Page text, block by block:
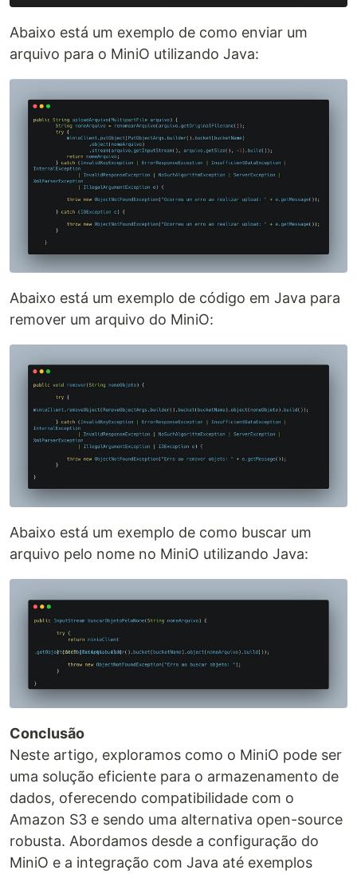
Abaixo está um exemplo de como enviar um
arquivo para o MiniO utilizando Java:
Abaixo está um exemplo de código em Java para
remover um arquivo do MiniO:
Abaixo está um exemplo de como buscar um
arquivo pelo nome no MiniO utilizando Java:
Conclusão
Neste artigo, exploramos como o MiniO pode ser
uma solução eficiente para o armazenamento de
dados, oferecendo compatibilidade com o
Amazon S3 e sendo uma alternativa open-source
robusta. Abordamos desde a configuração do
MiniO e a integração com Java até exemplos